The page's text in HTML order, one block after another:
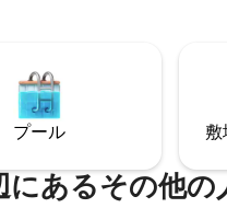
す 🏡 前衛的なデザイン
プライベート 🎢 ユニバーサルスタジオか
らわずか数分のパサデ
滞在の拠点として最適
プール
あ⁠るそ⁠の⁠他⁠の